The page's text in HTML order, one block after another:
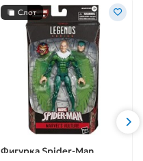
Слот
Фигурка Spider-Man